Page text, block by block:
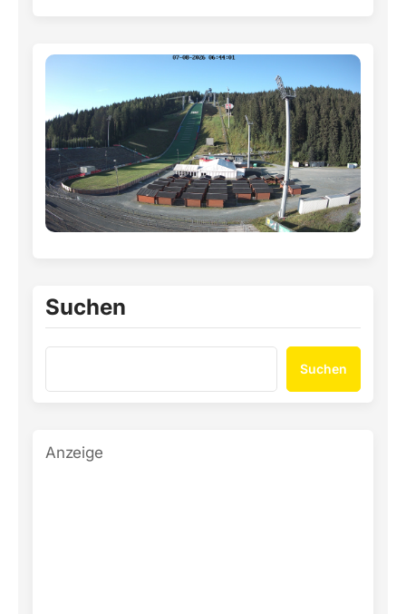
Suchen
Suchen
Anzeige